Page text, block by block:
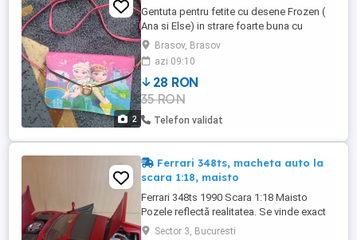
2
Gentuta pentru fetite cu desene Frozen (
Ana si Else) in strare foarte buna cu
mecanism de inchidere solid si practic.
Geanta are 2 compartimente , Geanta este
in stare f. buna Nu are defecte gentuta
Brasov, Brasov
azi 09:10
28 RON
35 RON
Telefon validat
Ferrari 348ts, macheta auto la
scara 1:18, maisto
Ferrari 348ts 1990 Scara 1:18 Maisto
Pozele reflectă realitatea. Se vinde exact
ce se vede în poze!!! vizualizati si celelalte
Sector 3, Bucuresti